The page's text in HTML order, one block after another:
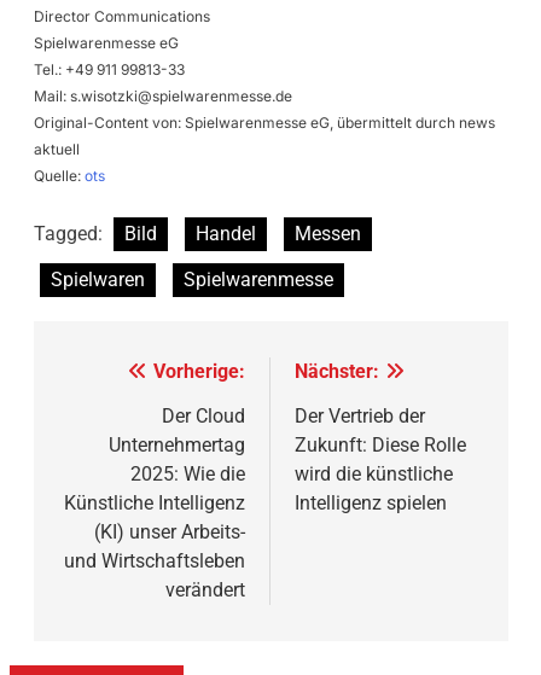
Director Communications
Spielwarenmesse eG
Tel.: +49 911 99813-33
Mail: s.wisotzki@spielwarenmesse.de
Original-Content von: Spielwarenmesse eG, übermittelt durch news
aktuell
Quelle: ots
Tagged: Bild Handel
Messen
Spielwaren
Spielwarenmesse
Beitragsnavigation
Vorherige:
Der Cloud
Unternehmertag
2025: Wie die
Künstliche Intelligenz
(KI) unser Arbeits-
und Wirtschaftsleben
verändert
Nächster:
Der Vertrieb der
Zukunft: Diese Rolle
wird die künstliche
Intelligenz spielen